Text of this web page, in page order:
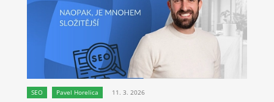
SEO Pavel Horelica 11. 3. 2026